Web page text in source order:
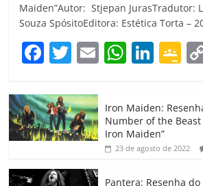
Maiden”Autor: Stjepan JurasTradutor:
Souza SpósitoEditora: Estética Torta –
F
c
e
b
o
T
itt
er
E W
at
s
A
Li
e
dI
G
gl
e
Cl
Iron Maiden:
Number of the Beast
Iron Maiden”
23 de agosto de 2022
Pantera: Resenha